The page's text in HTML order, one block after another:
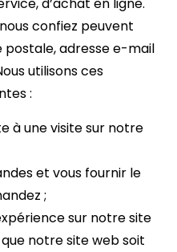
d’achat en ligne.
confiez peuvent
postale, adresse e-mail
utilisons ces
:
à une visite sur notre
et vous fournir le
;
sur notre site
notre site web soit